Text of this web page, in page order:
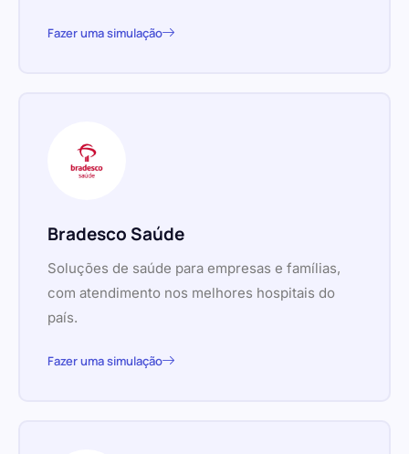
Fazer uma simulação
Bradesco Saúde
Soluções de saúde para empresas e famílias,
com atendimento nos melhores hospitais do
país.
Fazer uma simulação